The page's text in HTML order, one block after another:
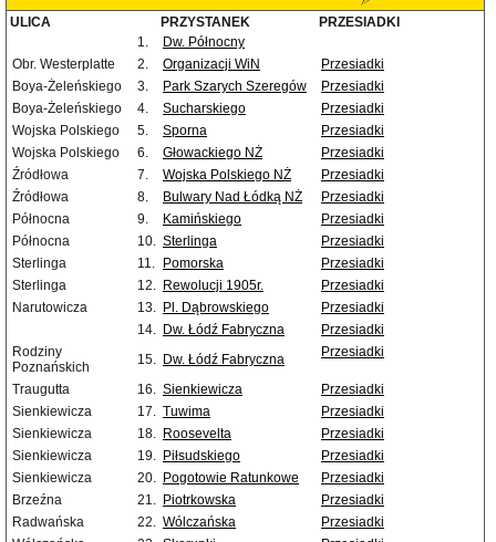
ULICA PRZYSTANEK
PRZESIADKI
1.
Dw. Północny
Obr. Westerplatte
2. Organizacji WiN
Przesiadki
Boya-Żeleńskiego
3. Park Szarych Szeregów
Przesiadki
Boya-Żeleńskiego
4. Sucharskiego
Przesiadki
Wojska Polskiego
5. Sporna
Przesiadki
Wojska Polskiego
6. Głowackiego NŻ
Przesiadki
Źródłowa
7. Wojska Polskiego NŻ
Przesiadki
Źródłowa
8. Bulwary Nad Łódką NŻ
Przesiadki
Północna
9. Kamińskiego
Przesiadki
Północna
10. Sterlinga
Przesiadki
Sterlinga
11. Pomorska
Przesiadki
Sterlinga
12. Rewolucji 1905r.
Przesiadki
Narutowicza
13. Pl. Dąbrowskiego
Przesiadki
14. Dw. Łódź Fabryczna
Przesiadki
Rodziny
Poznańskich
15. Dw. Łódź Fabryczna Przesiadki
Traugutta 16. Sienkiewicza
Przesiadki
Sienkiewicza
17. Tuwima
Przesiadki
Sienkiewicza
18. Roosevelta
Przesiadki
Sienkiewicza
19. Piłsudskiego
Przesiadki
Sienkiewicza
20. Pogotowie Ratunkowe
Przesiadki
Brzeźna
21. Piotrkowska
Przesiadki
Radwańska
22. Wólczańska
Przesiadki